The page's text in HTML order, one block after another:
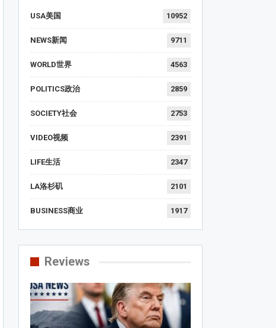
USA美国 10952
NEWS新闻 9711
WORLD世界 4563
POLITICS政治 2859
SOCIETY社会 2753
VIDEO视频 2391
LIFE生活 2347
LA洛杉矶 2101
BUSINESS商业 1917
Reviews